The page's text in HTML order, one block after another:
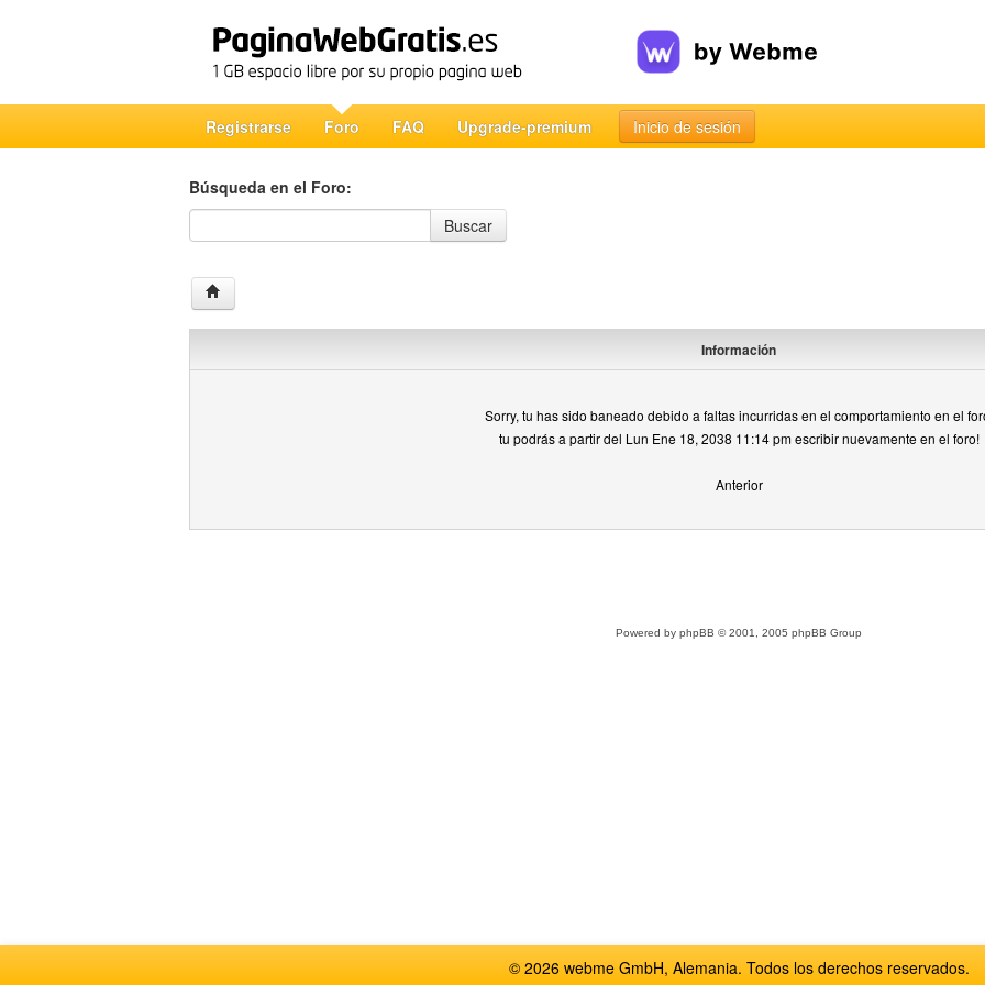
Registrarse Foro FAQ Upgrade-premium Inicio de sesión
Búsqueda en el Foro:
Búsqueda en el Foro
Buscar
Información
Sorry, tu has sido baneado debido a faltas incurridas en el comportamiento en el
tu podrás a partir del Lun Ene 18, 2038 11:14 pm escribir nuevamente en el foro!
Anterior
Powered by phpBB © 2001, 2005 phpBB Group
© 2026 webme GmbH, Alemania. Todos los derechos reservados.